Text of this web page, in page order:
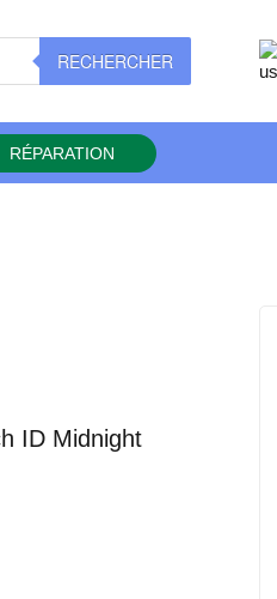
RECHERCHER
RÉPARATION
ID Midnight